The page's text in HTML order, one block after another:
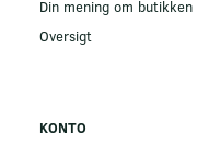
Din mening om butikken
Oversigt
KONTO